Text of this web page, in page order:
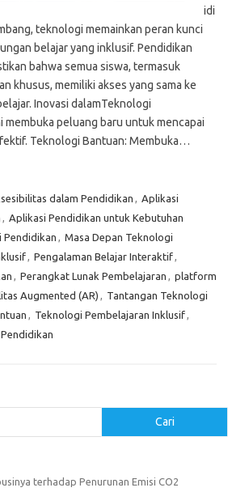
idi
teknologi memainkan peran kunci
belajar yang inklusif. Pendidikan
bahwa semua siswa, termasuk
khusus, memiliki akses yang sama ke
Inovasi dalamTeknologi
membuka peluang baru untuk mencapai
Teknologi Bantuan: Membuka…
dalam Pendidikan , Aplikasi
, Aplikasi Pendidikan untuk Kebutuhan
Pendidikan , Masa Depan Teknologi
, Pengalaman Belajar Interaktif,
, Perangkat Lunak Pembelajaran , platform
Augmented (AR) , Tantangan Teknologi
, Teknologi Pembelajaran Inklusif,
Cari
terhadap Penurunan Emisi CO2